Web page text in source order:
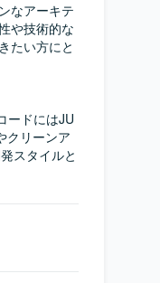
なアーキテ
や技術的な
たい方にと
ードにはJU
クリーンア
スタイルと